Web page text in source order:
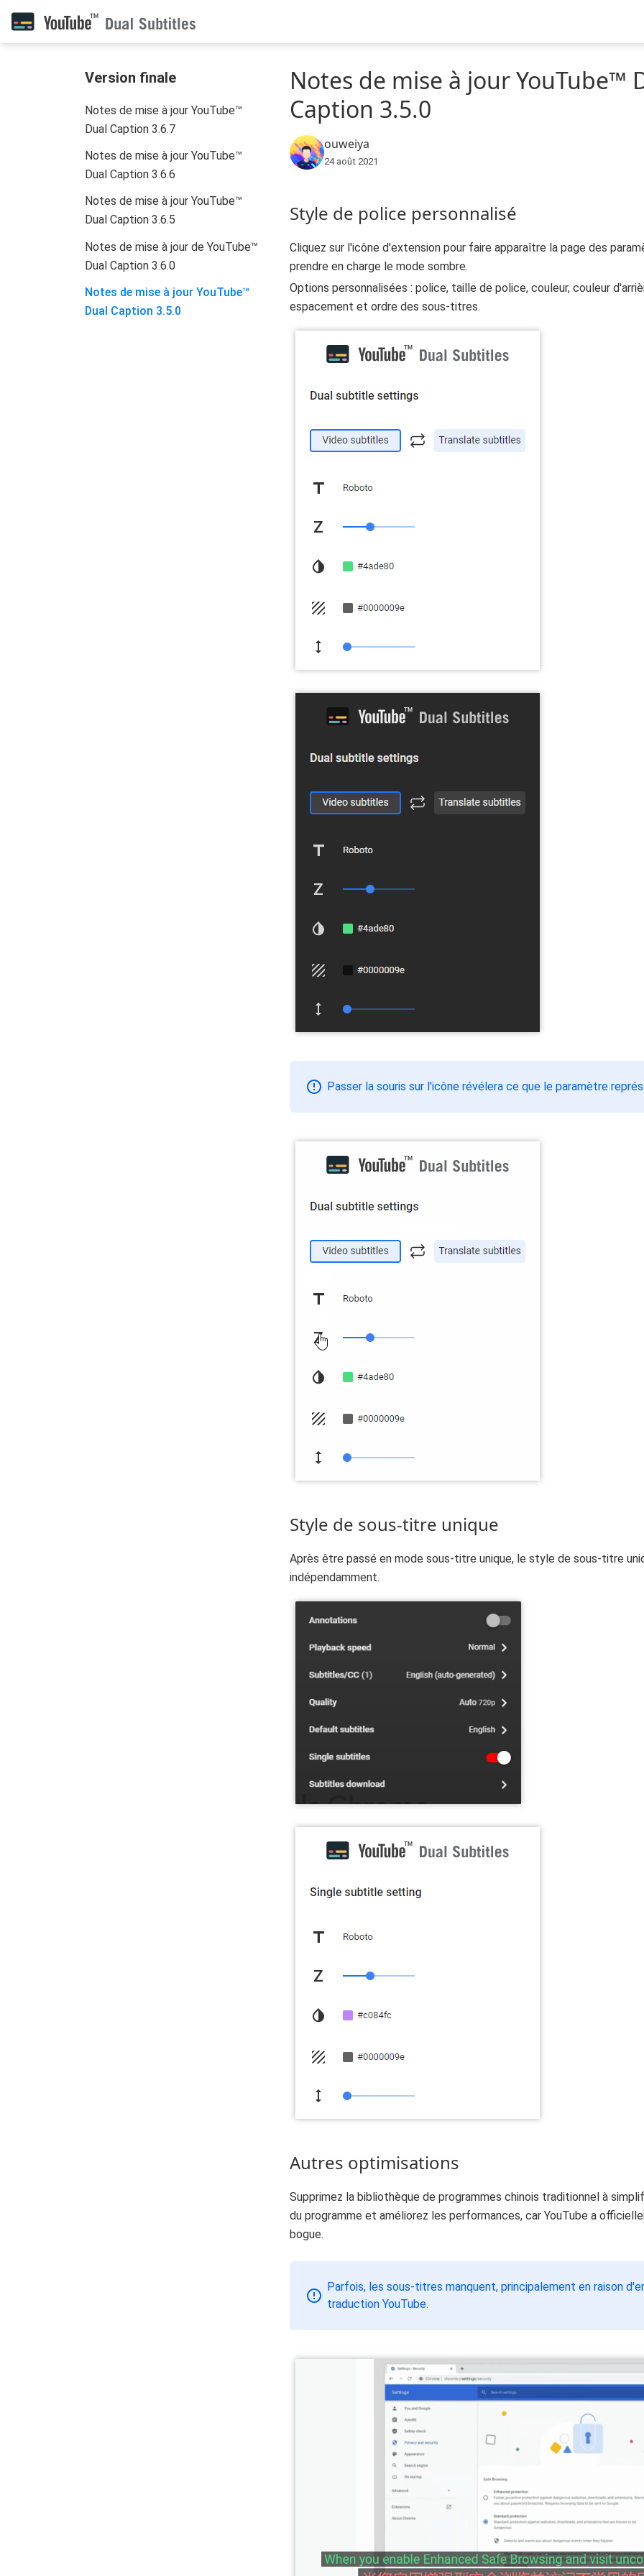
Version finale
Notes de mise à jour YouTube™
Dual Caption 3.6.7
Notes de mise à jour YouTube™
Dual Caption 3.6.6
Notes de mise à jour YouTube™
Dual Caption 3.6.5
Notes de mise à jour de YouTube™
Dual Caption 3.6.0
Notes de mise à jour YouTube™
Dual Caption 3.5.0
Notes de mise à jour YouTube™
Caption 3.5.0
ouweiya
24 août 2021
Style de police personnalisé
Cliquez sur l'icône d'extension pour faire apparaître la page des
prendre en charge le mode sombre.
Options personnalisées : police, taille de police, couleur, couleur
espacement et ordre des sous-titres.
Passer la souris sur l'icône révélera ce que le paramètre
Style de sous-titre unique
Après être passé en mode sous-titre unique, le style de sous-titre
indépendamment.
Autres optimisations
Supprimez la bibliothèque de programmes chinois traditionnel à
du programme et améliorez les performances, car YouTube a
bogue.
Parfois, les sous-titres manquent, principalement en raison
traduction YouTube.